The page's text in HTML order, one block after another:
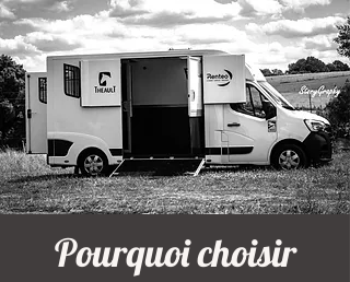
Pourquoi choisir